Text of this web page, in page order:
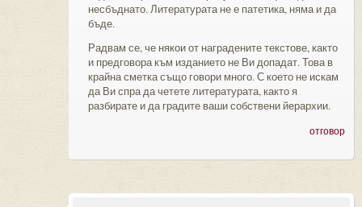
несбъднато. Литературата не е патетика, няма и да
бъде.
Радвам се, че някои от наградените текстове, както
и предговора към изданието не Ви допадат. Това в
крайна сметка също говори много. С което не искам
да Ви спра да четете литературата, както я
разбирате и да градите ваши собствени йерархии.
отговор